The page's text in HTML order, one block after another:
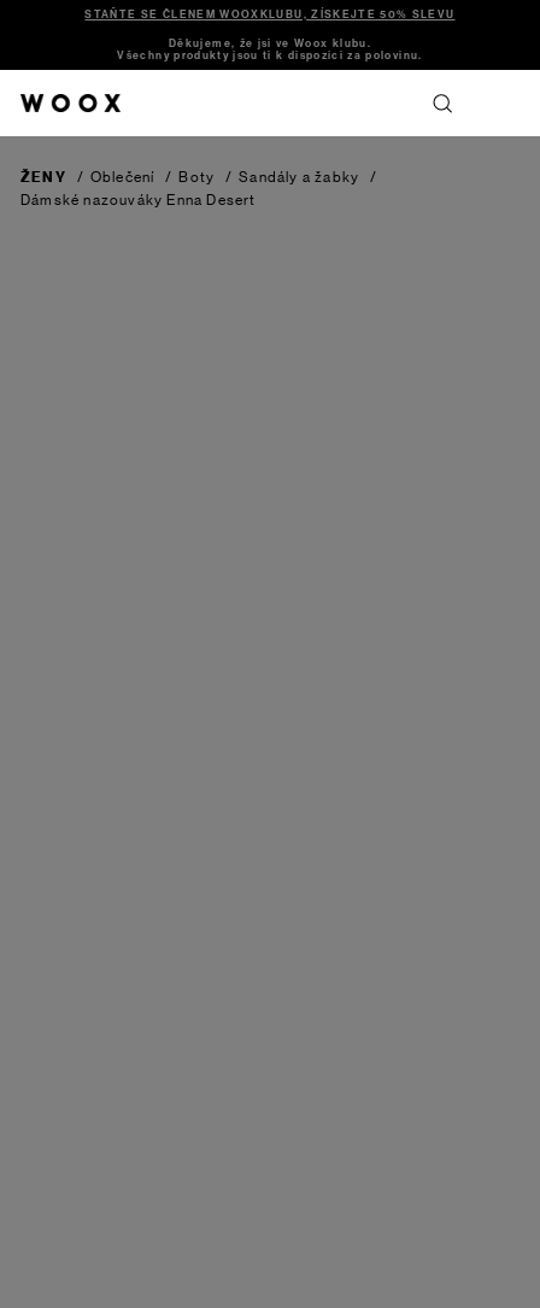
STAŇTE SE ČLENEM WOOXKLUBU, ZÍSKEJTE 50% SLEVU
Děkujeme, že jsi ve Woox klubu.
Všechny produkty jsou ti k dispozici za polovinu.
ŽENY / Oblečení / Boty / Sandály a žabky
/
Dámské nazouváky Enna Desert